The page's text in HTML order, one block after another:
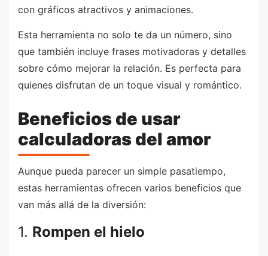
con gráficos atractivos y animaciones.
Esta herramienta no solo te da un número, sino
que también incluye frases motivadoras y detalles
sobre cómo mejorar la relación. Es perfecta para
quienes disfrutan de un toque visual y romántico.
Beneficios de usar
calculadoras del amor
Aunque pueda parecer un simple pasatiempo,
estas herramientas ofrecen varios beneficios que
van más allá de la diversión:
1. Rompen el hielo